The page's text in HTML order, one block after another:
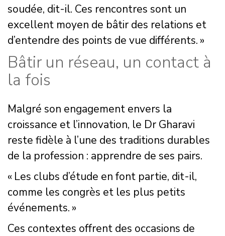
soudée, dit-il. Ces rencontres sont un
excellent moyen de bâtir des relations et
d’entendre des points de vue différents. »
Bâtir un réseau, un contact à
la fois
Malgré son engagement envers la
croissance et l’innovation, le Dr Gharavi
reste fidèle à l’une des traditions durables
de la profession : apprendre de ses pairs.
« Les clubs d’étude en font partie, dit-il,
comme les congrès et les plus petits
événements. »
Ces contextes offrent des occasions de